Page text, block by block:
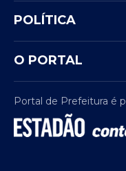
POLÍTICA
O PORTAL
Portal de Prefeitura é